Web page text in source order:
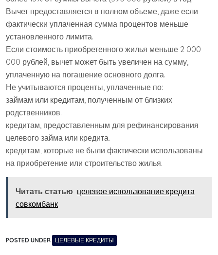
Вычет предоставляется в полном объеме, даже если
фактически уплаченная сумма процентов меньше
установленного лимита.
Если стоимость приобретенного жилья меньше 2 000
000 рублей, вычет может быть увеличен на сумму,
уплаченную на погашение основного долга.
Не учитываются проценты, уплаченные по:
займам или кредитам, полученным от близких
родственников.
кредитам, предоставленным для рефинансирования
целевого займа или кредита.
кредитам, которые не были фактически использованы
на приобретение или строительство жилья.
Читать статью целевое использование кредита
совкомбанк
POSTED UNDER ЦЕЛЕВЫЕ КРЕДИТЫ